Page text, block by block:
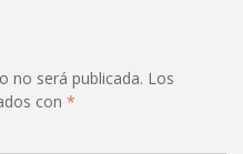
no será publicada. Los
con *